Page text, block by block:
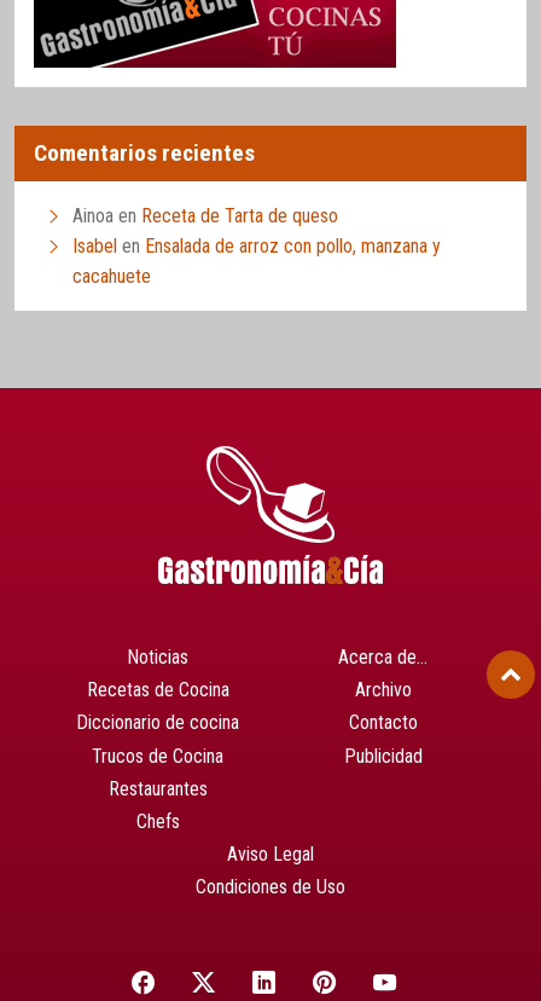
Comentarios recientes
Ainoa en Receta de Tarta de queso
Isabel en Ensalada de arroz con pollo, manzana y
cacahuete
Noticias
Recetas de Cocina
Diccionario de cocina
Trucos de Cocina
Restaurantes
Chefs
Acerca de…
Archivo
Contacto
Publicidad
Aviso Legal
Condiciones de Uso